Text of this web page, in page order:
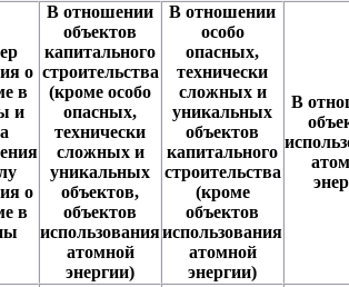
о
в
и
о
в
В отношении
объектов
капитального
строительства
(кроме особо
опасных,
технически
сложных и
уникальных
объектов,
объектов
использования
атомной
энергии)
В отношении
особо
опасных,
технически
сложных и
уникальных
объектов
капитального
строительства
(кроме
объектов
использования
атомной
энергии)
В